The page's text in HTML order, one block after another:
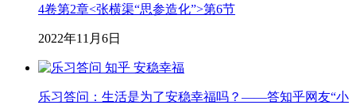
4卷第2章<张横渠“思参造化”>第6节
2022年11月6日
乐习答问：生活是为了安稳幸福吗？——答知乎网友“小